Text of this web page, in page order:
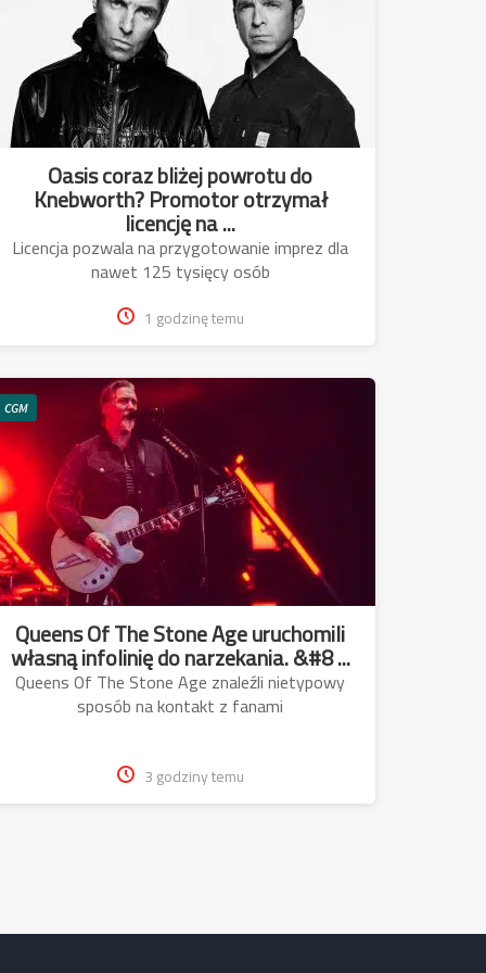
Oasis coraz bliżej powrotu do
Knebworth? Promotor otrzymał
licencję na ...
Licencja pozwala na przygotowanie imprez dla
nawet 125 tysięcy osób
1 godzinę temu
CGM
Queens Of The Stone Age uruchomili
własną infolinię do narzekania. &#8 ...
Queens Of The Stone Age znaleźli nietypowy
sposób na kontakt z fanami
3 godziny temu